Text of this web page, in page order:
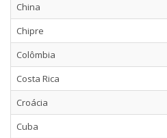
China
Chipre
Colômbia
Costa Rica
Croácia
Cuba